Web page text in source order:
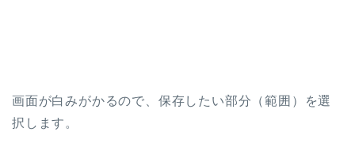
画面が白みがかるので、保存したい部分（範囲）を選
択します。